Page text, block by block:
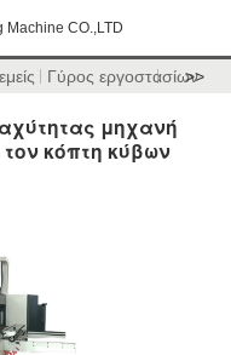
Machine CO.,LTD
Γύρος εργοστασίων
>>
μηχανή
κόπτη κύβων